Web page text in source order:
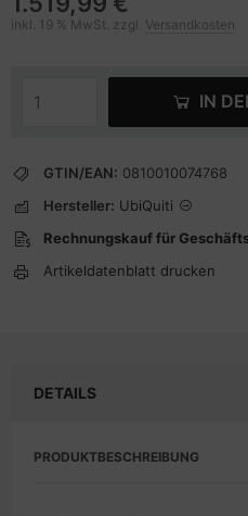
inkl. 19 % MwSt. zzgl. Versandkosten
IN
GTIN/EAN: 0810010074768
Hersteller: UbiQuiti
Rechnungskauf für
Artikeldatenblatt drucken
DETAILS
PRODUKTBESCHREIBUNG